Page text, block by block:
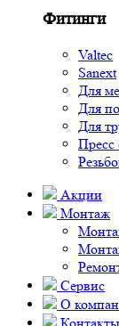
Фитинги
Valtec
Sanext
Для
Для
Для
Акции
Монтаж
Сервис
О